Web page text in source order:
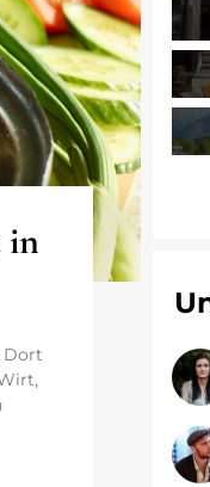
in
Dort